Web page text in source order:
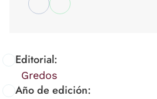
Editorial:
Gredos
Año de edición: